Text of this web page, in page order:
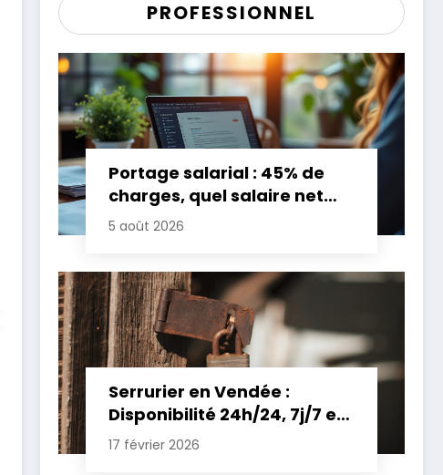
PROFESSIONNEL
Portage salarial : 45% de
charges, quel salaire net
pour un TJM de 500 euros ?
5 août 2026
Serrurier en Vendée :
Disponibilité 24h/24, 7j/7 et
Tarifs Clairs pour une
17 février 2026